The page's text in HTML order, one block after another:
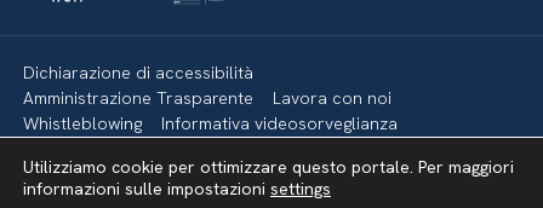
Dichiarazione di accessibilità
Amministrazione Trasparente
Lavora con noi
Whistleblowing
Informativa videosorveglianza
Mappa del sito
Utilizziamo cookie per ottimizzare questo portale. Per maggiori
informazioni sulle impostazioni settings